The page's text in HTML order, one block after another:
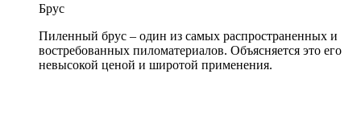
Брус
Пиленный брус – один из самых распространенных и
востребованных пиломатериалов. Объясняется это его
невысокой ценой и широтой применения.